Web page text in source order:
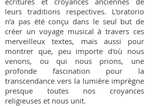
leurs traditions respectives. L'oratorio
n’a pas été conçu dans le seul but de
créer un voyage musical à travers ces
merveilleux textes, mais aussi pour
montrer que, peu importe d'où nous
venons, ou qui nous prions, une
profonde fascination pour la
transcendance vers la lumière imprègne
presque toutes nos croyances
religieuses et nous unit.